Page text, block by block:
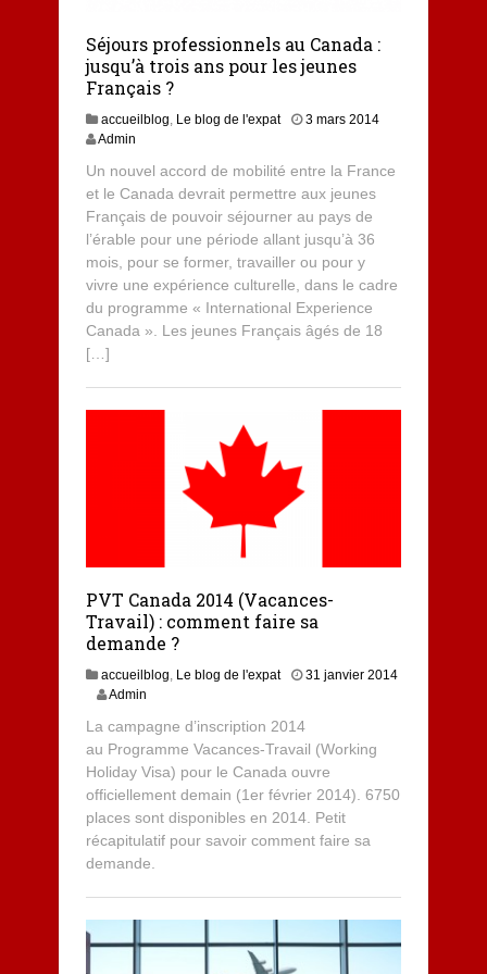
Séjours professionnels au Canada :
jusqu’à trois ans pour les jeunes
Français ?
accueilblog, Le blog de l'expat 3 mars 20143
r
Admin
Un nouvel accord de mobilité entre la France
et le Canada devrait permettre aux jeunes
Français de pouvoir séjourner au pays de
l’érable pour une période allant jusqu’à 36
mois, pour se former, travailler ou pour y
vivre une expérience culturelle, dans le cadre
du programme « International Experience
Canada ». Les jeunes Français âgés de 18
[…]
PVT Canada 2014 (Vacances-
Travail) : comment faire sa
demande ?
accueilblog, Le blog de l'expat
31 janvier 2014
j
a
n
v
e
r
2
4
Admin
La campagne d’inscription 2014
au Programme Vacances-Travail (Working
Holiday Visa) pour le Canada ouvre
officiellement demain (1er février 2014). 6750
places sont disponibles en 2014. Petit
récapitulatif pour savoir comment faire sa
demande.